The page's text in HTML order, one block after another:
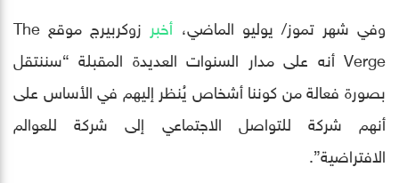
وفي شهر تموز/ يوليو الماضي، أخبر
زوكربيرج موقع The
Verge أنه على مدار السنوات العديدة المقبلة “سننتقل
بصورة فعالة من كوننا أشخاص يُنظر إليهم في الأساس على
أنهم شركة للتواصل الاجتماعي إلى شركة للعوالم
الافتراضية”.